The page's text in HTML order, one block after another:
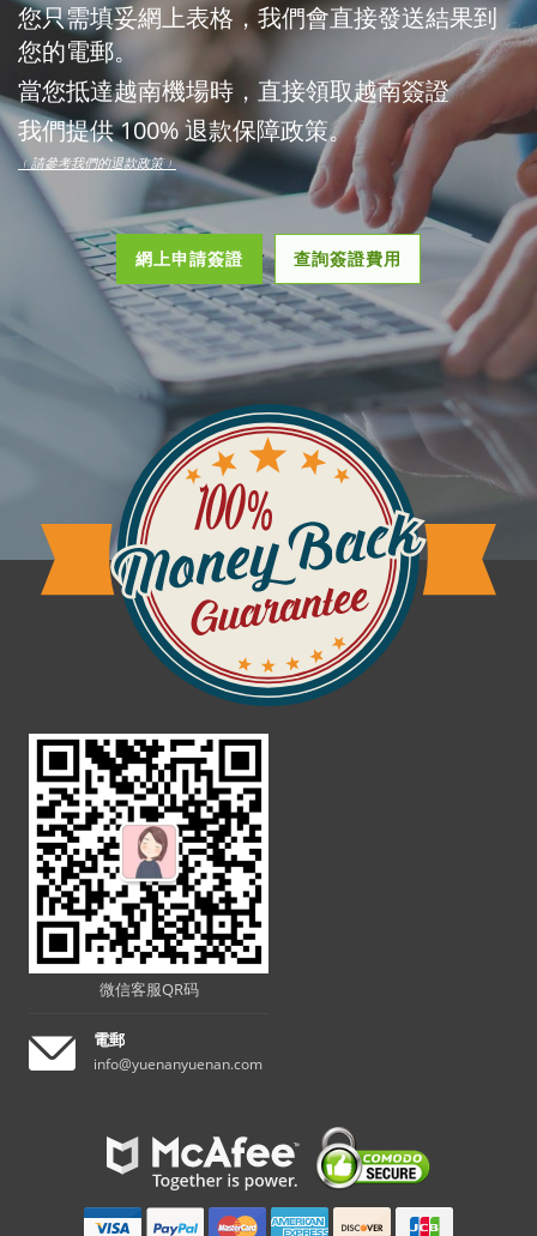
您只需填妥網上表格，我們會直接發送結果到
您的電郵。
當您抵達越南機場時，直接領取越南簽證
我們提供 100% 退款保障政策。
﹙請參考我們的退款政策﹚
網上申請簽證 查詢簽證費用
微信客服QR码
電郵
info@yuenanyuenan.com